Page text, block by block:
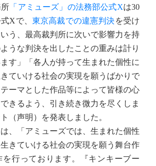
「アミューズ」の法務部公式Xは30
Xで、 東京高裁での違憲判決を受け
う、最高裁判所に次いで影響力を持
うな判決を出したことの重みは計り
す」「各人が持って生まれた個性に
ていける社会の実現を願うばかりで
ーマとした作品等によって皆様の心
きるよう、引き続き微力を尽くしま
（声明）を発表しました。
、「アミューズでは、生まれた個性
きていける社会の実現を願う舞台作
を行っております。『キンキーブー